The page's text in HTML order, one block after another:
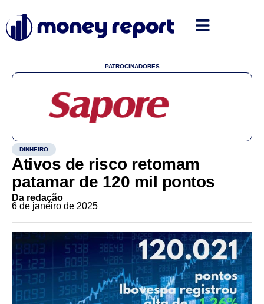
PATROCINADORES
DINHEIRO
Ativos de risco retomam
patamar de 120 mil pontos
Da redação
6 de janeiro de 2025